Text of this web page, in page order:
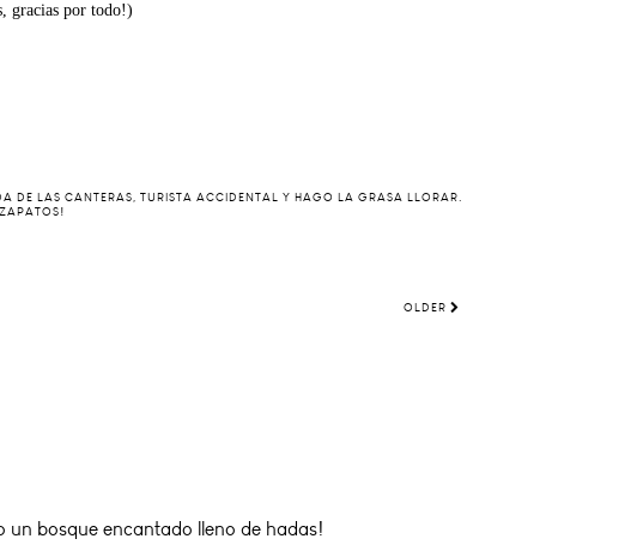
gracias por todo!)
DE LAS CANTERAS, TURISTA ACCIDENTAL Y HAGO LA GRASA LLORAR.
OLDER
un bosque encantado lleno de hadas!